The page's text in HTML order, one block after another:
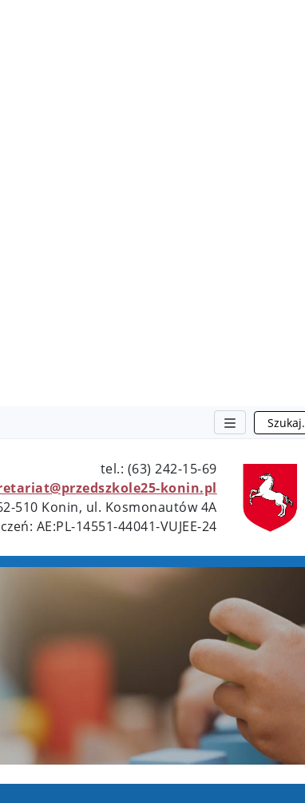
Szukaj
tel.: (63) 242-15-69
konin.pl
510 Konin, ul. Kosmonautów 4A
AE:PL-14551-44041-VUJEE-24